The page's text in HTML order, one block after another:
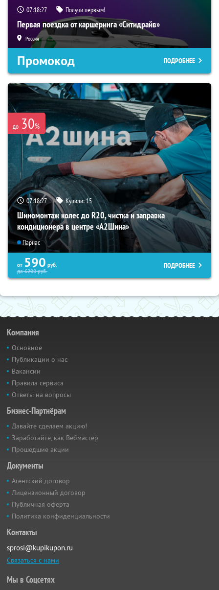
07:18:26 Получи первым!
Первая поездка от каршеринга «Ситидрайв»
Россия
Промокод ПОДРОБНЕЕ
до 30%
07:18:26 Купили:15
Шиномонтаж колес до R20, чистка и заправка
кондиционера в центре «A2Шина»
Парнас
от 590 руб.
до6200руб.
ПОДРОБНЕЕ
Компания
Основное
Публикации о нас
Вакансии
Правила сервиса
Ответы на вопросы
Бизнес-Партнёрам
Давайте сделаем акцию!
Заработайте, как Вебмастер
Прошедшие акции
Документы
Агентский договор
Лицензионный договор
Публичная оферта
Политика конфиденциальности
Контакты
sprosi@kupikupon.ru
Связаться с нами
Мы в Соцсетях